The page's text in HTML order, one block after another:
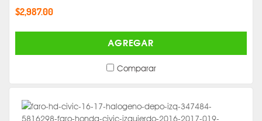
$2,987.00
AGREGAR
Comparar